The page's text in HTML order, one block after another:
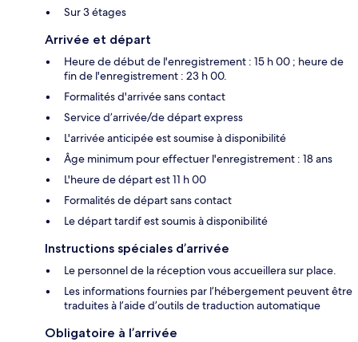
Sur 3 étages
Arrivée et départ
Heure de début de l'enregistrement : 15 h 00 ; heure de
fin de l'enregistrement : 23 h 00.
Formalités d'arrivée sans contact
Service d’arrivée/de départ express
L'arrivée anticipée est soumise à disponibilité
Âge minimum pour effectuer l'enregistrement : 18 ans
L'heure de départ est 11 h 00
Formalités de départ sans contact
Le départ tardif est soumis à disponibilité
Instructions spéciales d’arrivée
Le personnel de la réception vous accueillera sur place.
Les informations fournies par l’hébergement peuvent être
traduites à l’aide d’outils de traduction automatique
Obligatoire à l’arrivée